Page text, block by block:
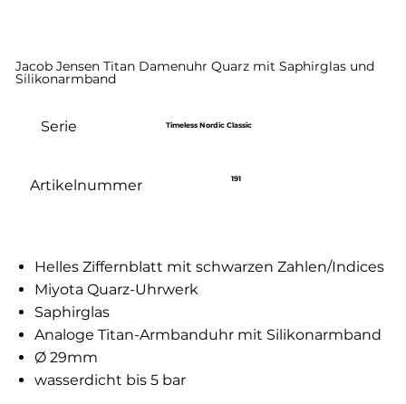
Jacob Jensen Titan Damenuhr Quarz mit Saphirglas und
Silikonarmband
Serie Timeless Nordic Classic
Artikelnummer 191
Helles Ziffernblatt mit schwarzen Zahlen/Indices
Miyota Quarz-Uhrwerk
Saphirglas
Analoge Titan-Armbanduhr mit Silikonarmband
Ø 29mm
wasserdicht bis 5 bar